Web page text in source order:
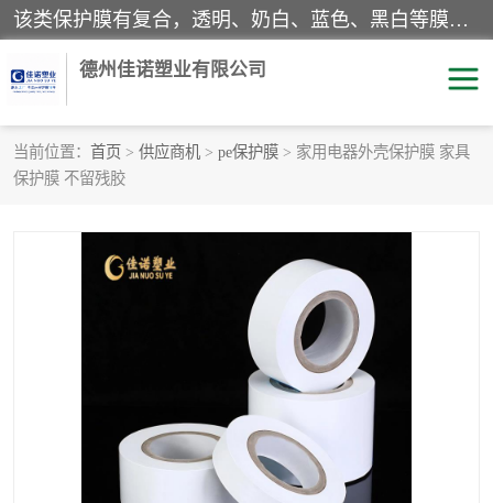
该类保护膜有复合，透明、奶白、蓝色、黑白等膜型。特高粘，高粘，中高粘，中粘，中低粘，低粘等。对于不同的粘力要求有相应的产品相适配。无胶渍残留污染。在较宽的收卷幅度下平整无皱纹，收卷长度大，利于机械化及自动化施工粘贴。为您的产品提供的表面保护解决方案。 产品广泛适用于：铝材、不锈钢、金属、塑料、电子、家电、家具、玻璃、化工材料、装饰材料等。
德州佳诺塑业有限公司
当前位置： 首页 > 供应商机 > pe保护膜 > 家用电器外壳保护膜 家具
保护膜 不留残胶
pe保护膜
透明保护膜
乳白保护膜
印字保护膜 彩钢板保护膜